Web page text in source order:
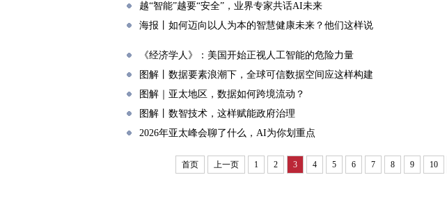
越“智能”越要“安全”，业界专家共话AI未来
海报丨如何迈向以人为本的智慧健康未来？他们这样说
《经济学人》：美国开始正视人工智能的危险力量
图解丨数据要素浪潮下，全球可信数据空间应这样构建
图解｜亚太地区，数据如何跨境流动？
图解丨数智技术，这样赋能政府治理
2026年亚太峰会聊了什么，AI为你划重点
首页 上一页 1 2 3 4 5 6 7 8 9 10